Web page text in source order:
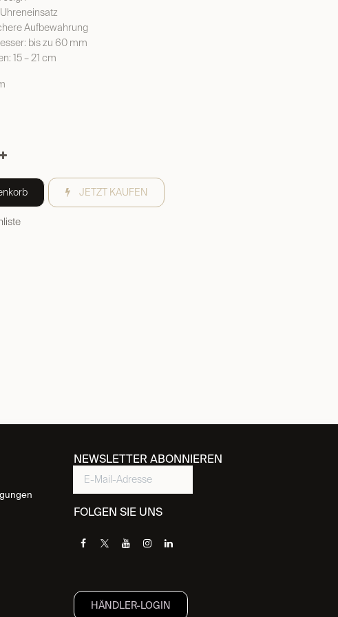
Aufbewahrung
bis zu 60 mm
15 – 21 cm
JETZT KAUFEN
NEWSLETTER ABONNIEREN
FOLGEN SIE UNS
HÄNDLER-LOGIN